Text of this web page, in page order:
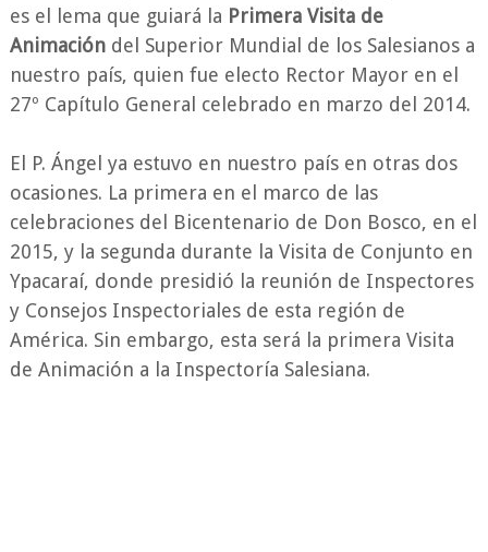
es el lema que guiará la Primera Visita de
Animacióndel Superior Mundial de los Salesianos a
nuestro país, quien fue electo Rector Mayor en el
27º Capítulo General celebrado en marzo del 2014.
El P. Ángel ya estuvo en nuestro país en otras dos
ocasiones. La primera en el marco de las
celebraciones del Bicentenario de Don Bosco, en el
2015, y la segunda durante la Visita de Conjunto en
Ypacaraí, donde presidió la reunión de Inspectores
y Consejos Inspectoriales de esta región de
América. Sin embargo, esta será la primera Visita
de Animación a la Inspectoría Salesiana.